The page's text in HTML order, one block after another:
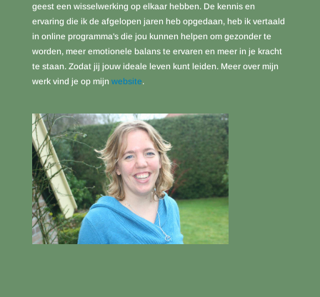
geest een wisselwerking op elkaar hebben. De kennis en
ervaring die ik de afgelopen jaren heb opgedaan, heb ik vertaald
in online programma's die jou kunnen helpen om gezonder te
worden, meer emotionele balans te ervaren en meer in je kracht
te staan. Zodat jij jouw ideale leven kunt leiden. Meer over mijn
werk vind je op mijn website.